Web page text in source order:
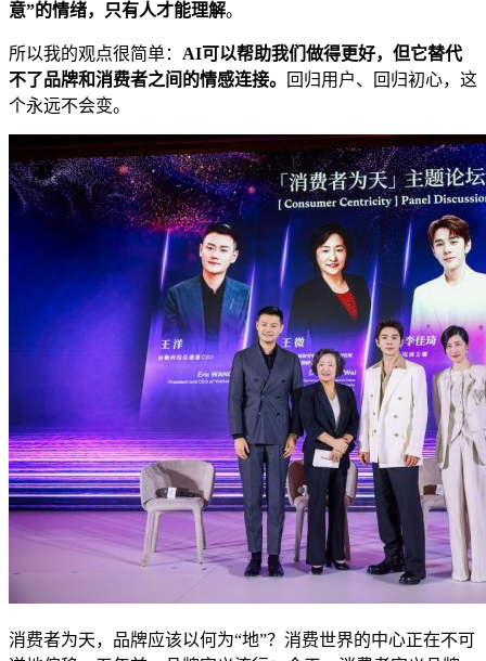
意”的情绪，只有人才能理解。
所以我的观点很简单： AI可以帮助我们做得更好，但它替代
不了品牌和消费者之间的情感连接。
回归用户、回归初心，这
个永远不会变。
消费者为天，品牌应该以何为“地”？消费世界的中心正在不可